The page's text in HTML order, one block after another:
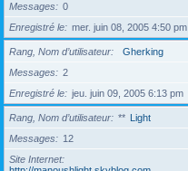
Messages
0
Enregistré le
mer. juin 08, 2005 4:50 pm
Rang, Nom d’utilisateur
Gherking
Messages
2
Enregistré le
jeu. juin 09, 2005 6:13 pm
Rang, Nom d’utilisateur ** Light
Messages
12
Site Internet